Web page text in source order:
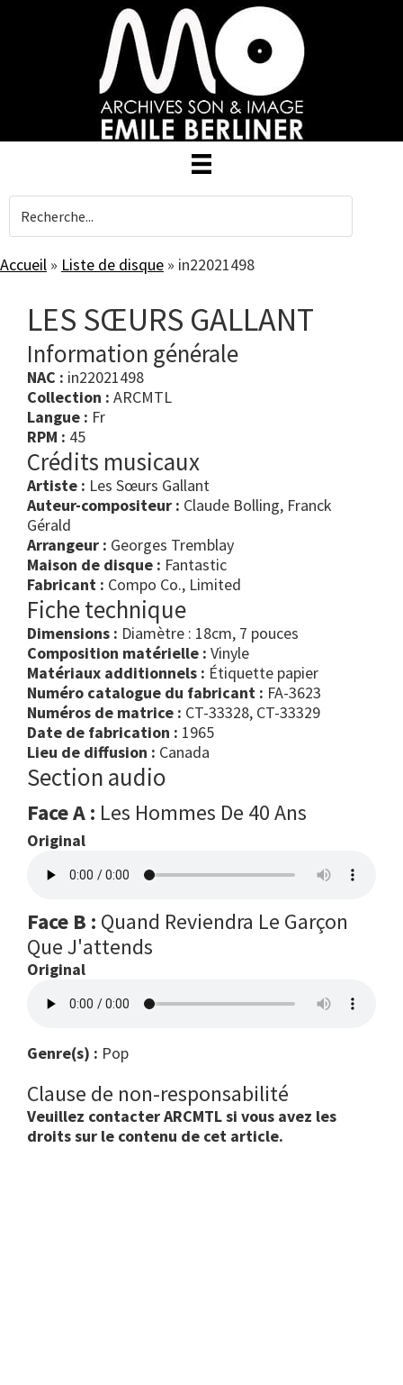
Accueil » Liste de disque » in22021498
LES SŒURS GALLANT
Information générale
NAC : in22021498
Collection : ARCMTL
Langue : Fr
RPM : 45
Crédits musicaux
Artiste : Les Sœurs Gallant
Auteur-compositeur : Claude Bolling, Franck
Gérald
Arrangeur : Georges Tremblay
Maison de disque : Fantastic
Fabricant : Compo Co., Limited
Fiche technique
Dimensions : Diamètre : 18cm, 7 pouces
Composition matérielle : Vinyle
Matériaux additionnels : Étiquette papier
Numéro catalogue du fabricant : FA-3623
Numéros de matrice : CT-33328, CT-33329
Date de fabrication : 1965
Lieu de diffusion : Canada
Section audio
Face A : Les Hommes De 40 Ans
Original
Face B : Quand Reviendra Le Garçon
Que J'attends
Original
Genre(s) : Pop
Clause de non-responsabilité
Veuillez contacter ARCMTL si vous avez les
droits sur le contenu de cet article.